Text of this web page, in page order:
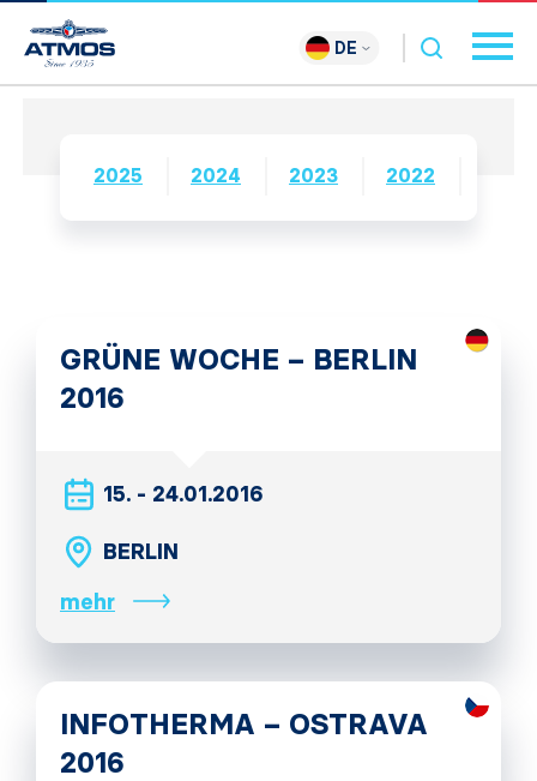
DE
2025 2024 2023 2022
GRÜNE WOCHE – BERLIN
2016
15. - 24.01.2016
BERLIN
mehr
INFOTHERMA – OSTRAVA
2016